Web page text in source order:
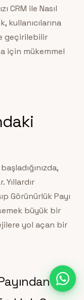
CRM ile Nasıl
kullanıcılarına
geçirilebilir
için mükemmel
Görünürlük Payı
büyük bir
yol açan bir